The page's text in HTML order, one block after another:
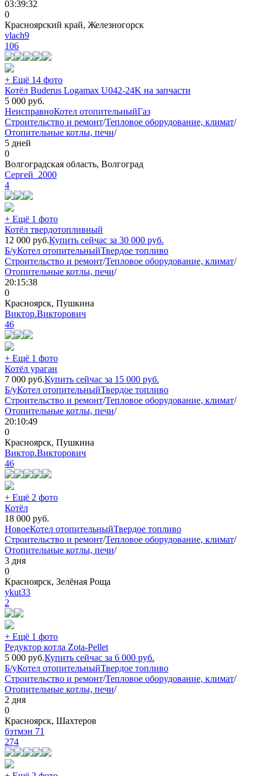
03:39:32
0
Красноярский край, Железногорск
vlach9
106
+ Ещё 14 фото
Котёл Buderus Logamax U042-24K на запчасти
5 000 руб.
НеисправноКотел отопительныйГаз
Строительство и ремонт/Тепловое оборудование, климат/
Отопительные котлы, печи/
5 дней
0
Волгоградская область, Волгоград
Сергей_2000
4
+ Ещё 1 фото
Котёл твердотопливный
12 000 руб.Купить сейчас за 30 000 руб.
Б/уКотел отопительныйТвердое топливо
Строительство и ремонт/Тепловое оборудование, климат/
Отопительные котлы, печи/
20:15:38
0
Красноярск, Пушкина
Виктор.Викторович
46
+ Ещё 1 фото
Котёл ураган
7 000 руб.Купить сейчас за 15 000 руб.
Б/уКотел отопительныйТвердое топливо
Строительство и ремонт/Тепловое оборудование, климат/
Отопительные котлы, печи/
20:10:49
0
Красноярск, Пушкина
Виктор.Викторович
46
+ Ещё 2 фото
Котёл
18 000 руб.
НовоеКотел отопительныйТвердое топливо
Строительство и ремонт/Тепловое оборудование, климат/
Отопительные котлы, печи/
3 дня
0
Красноярск, Зелёная Роща
ykut33
2
+ Ещё 1 фото
Редуктор котла Zota-Pellet
5 000 руб.Купить сейчас за 6 000 руб.
Б/уКотел отопительныйТвердое топливо
Строительство и ремонт/Тепловое оборудование, климат/
Отопительные котлы, печи/
2 дня
0
Красноярск, Шахтеров
бэтмэн 71
274